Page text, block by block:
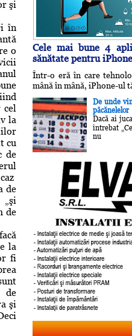
şi
în
o
cel
la
cu
de
de
„şi
de
la
fi
de
şi
Cele mai bune 4
sănătate pentru iPhone
Într-o eră în care
mână în mână, iPhone-ul
De unde
păcănelelor
Dacă ai
întrebat
nu